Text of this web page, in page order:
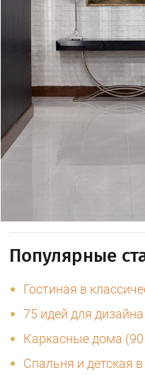
Популярные
Гостиная в
75 идей для
Каркасные дома
Спальня и детская